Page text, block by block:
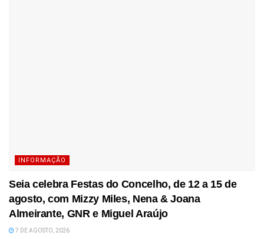
INFORMAÇÃO
Seia celebra Festas do Concelho, de 12 a 15 de
agosto, com Mizzy Miles, Nena & Joana
Almeirante, GNR e Miguel Araújo
7 DE AGOSTO, 2026